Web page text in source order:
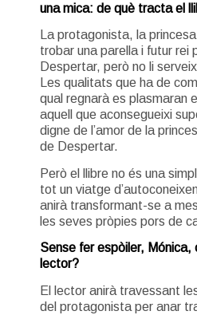
una mica: de què tracta el
La protagonista, la
trobar una parella i futur rei
Despertar, però no li
Les qualitats que ha de
qual regnarà es plasmaran
aquell que aconsegueixi
digne de l’amor de la
de Despertar.
Però el llibre no és una
tot un viatge
anirà transformant-se a
les seves pròpies pors de
Sense fer espòiler, Mónica,
lector?
El lector anirà travessant
del protagonista per anar